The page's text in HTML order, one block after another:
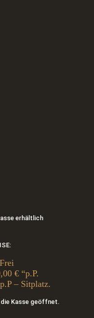
erhältlich
€ “p.P.
– Sitplatz.
Kasse geöffnet.